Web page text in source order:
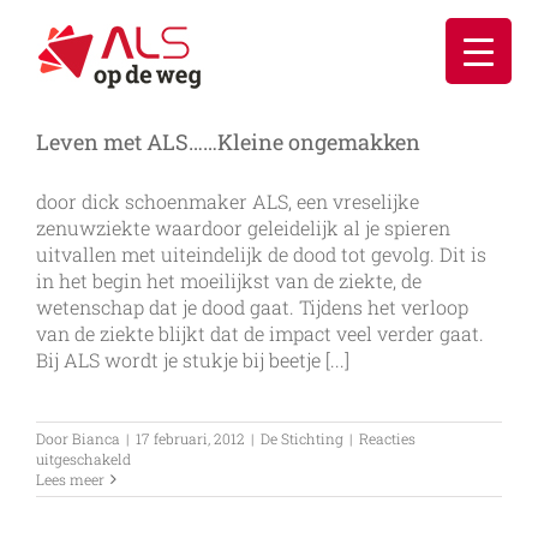
inhoud
Leven met ALS……Kleine ongemakken
door dick schoenmaker ALS, een vreselijke
zenuwziekte waardoor geleidelijk al je spieren
uitvallen met uiteindelijk de dood tot gevolg. Dit is
in het begin het moeilijkst van de ziekte, de
wetenschap dat je dood gaat. Tijdens het verloop
van de ziekte blijkt dat de impact veel verder gaat.
Bij ALS wordt je stukje bij beetje [...]
DoorBianca | 17 februari, 2012 | De Stichting | Reacties
uitgeschakeld
met
Lees meer